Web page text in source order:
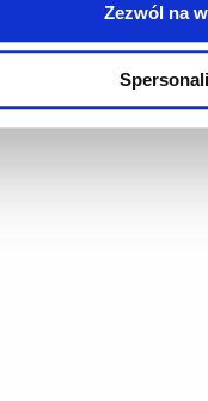
Zezwól na
wykonana przez